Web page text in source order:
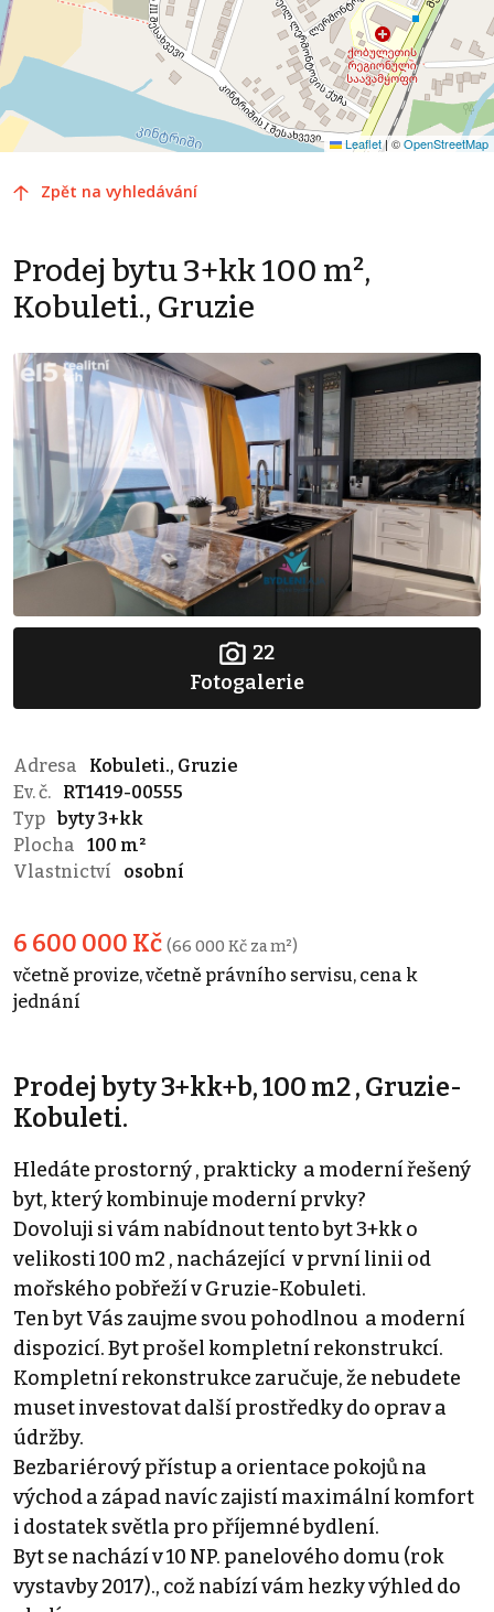
Leaflet|©OpenStreetMap
Zpět na vyhledávání
Prodej bytu 3+kk 100 m²,
Kobuleti., Gruzie
22
Fotogalerie
Adresa
Kobuleti., Gruzie
Ev. č.
RT1419-00555
Typ byty 3+kk
Plocha
100 m²
Vlastnictví
osobní
6 600 000 Kč (66 000 Kč za m²)
včetně provize, včetně právního servisu, cena k
jednání
Prodej byty 3+kk+b, 100 m2 , Gruzie-
Kobuleti.
Hledáte prostorný , prakticky a moderní řešený
byt, který kombinuje moderní prvky?
Dovoluji si vám nabídnout tento byt 3+kk o
velikosti 100 m2 , nacházející v první linii od
mořského pobřeží v Gruzie-Kobuleti.
Ten byt Vás zaujme svou pohodlnou a moderní
dispozicí. Byt prošel kompletní rekonstrukcí.
Kompletní rekonstrukce zaručuje, že nebudete
muset investovat další prostředky do oprav a
údržby.
Bezbariérový přístup a orientace pokojů na
východ a západ navíc zajistí maximální komfort
i dostatek světla pro příjemné bydlení.
Byt se nachází v 10 NP. panelového domu (rok
vystavby 2017)., což nabízí vám hezky výhled do